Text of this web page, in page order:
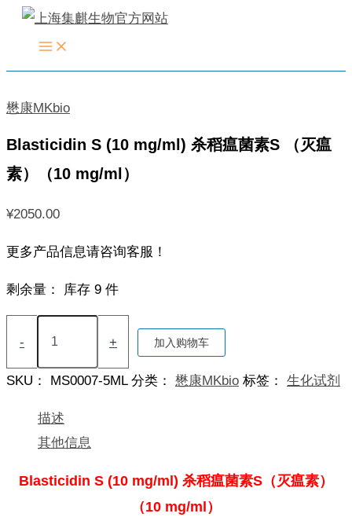
懋康MKbio
Blasticidin S (10 mg/ml) 杀稻瘟菌素S （灭瘟
素）（10 mg/ml）
¥2050.00
更多产品信息请咨询客服！
剩余量： 库存 9 件
-
Blasticidin
mg/ml)
杀
（灭
+ 加入购物车
SKU： MS0007-5ML 分类： 懋康MKbio 标签： 生化试剂
描述
其他信息
Blasticidin S (10 mg/ml) 杀稻瘟菌素S（灭瘟素）
（10 mg/ml）